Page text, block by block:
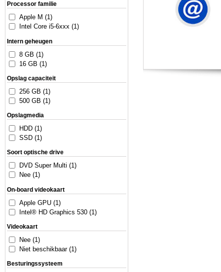
Processor familie
Apple M (1)
Intel Core i5-6xxx (1)
Intern geheugen
8 GB (1)
16 GB (1)
Opslag capaciteit
256 GB (1)
500 GB (1)
Opslagmedia
HDD (1)
SSD (1)
Soort optische drive
DVD Super Multi (1)
Nee (1)
On-board videokaart
Apple GPU (1)
Intel® HD Graphics 530 (1)
Videokaart
Nee (1)
Niet beschikbaar (1)
Besturingssysteem